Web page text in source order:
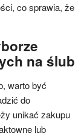
co sprawia, że
na ślub
warto być
do
unikać zakupu
lub